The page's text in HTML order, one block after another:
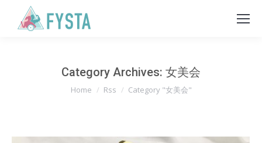
Category Archives: 女美会
You are here:
Home Rss Category "女美会"